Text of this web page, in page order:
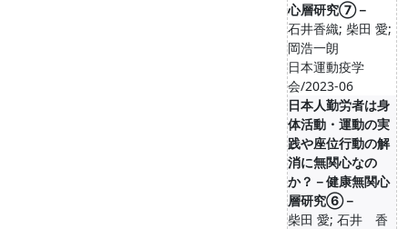
心層研究⑦－
石井香織; 柴田 愛;
岡浩一朗
日本運動疫学
会/2023-06
日本人勤労者は身
体活動・運動の実
践や座位行動の解
消に無関心なの
か？－健康無関心
層研究⑥－
柴田 愛; 石井 香